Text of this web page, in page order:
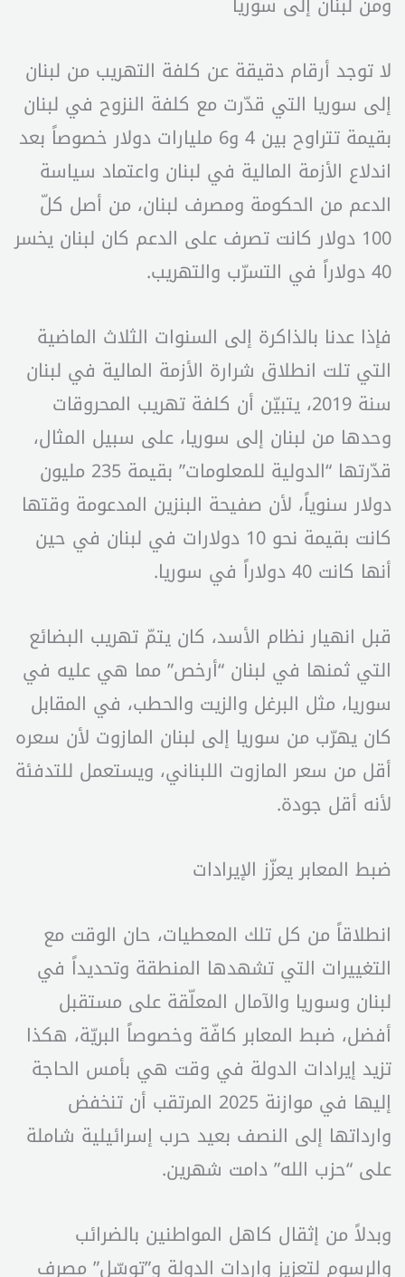
لا توجد أرقام دقيقة عن كلفة التهريب من لبنان
إلى سوريا التي قدّرت مع كلفة النزوح في لبنان
بقيمة تتراوح بين 4 و6 مليارات دولار خصوصاً بعد
اندلاع الأزمة المالية في لبنان واعتماد سياسة
الدعم من الحكومة ومصرف لبنان، من أصل كلّ
100 دولار كانت تصرف على الدعم كان لبنان يخسر
40 دولاراً في التسرّب والتهريب.
فإذا عدنا بالذاكرة إلى السنوات الثلاث الماضية
التي تلت انطلاق شرارة الأزمة المالية في لبنان
سنة 2019، يتبيّن أن كلفة تهريب المحروقات
وحدها من لبنان إلى سوريا، على سبيل المثال،
قدّرتها “الدولية للمعلومات” بقيمة 235 مليون
دولار سنوياً، لأن صفيحة البنزين المدعومة وقتها
كانت بقيمة نحو 10 دولارات في لبنان في حين
أنها كانت 40 دولاراً في سوريا.
قبل انهيار نظام الأسد، كان يتمّ تهريب البضائع
التي ثمنها في لبنان “أرخص” مما هي عليه في
سوريا، مثل البرغل والزيت والحطب، في المقابل
كان يهرّب من سوريا إلى لبنان المازوت لأن سعره
أقل من سعر المازوت اللبناني، ويستعمل للتدفئة
لأنه أقل جودة.
ضبط المعابر يعزّز الإيرادات
انطلاقاً من كل تلك المعطيات، حان الوقت مع
التغييرات التي تشهدها المنطقة وتحديداً في
لبنان وسوريا والآمال المعلّقة على مستقبل
أفضل، ضبط المعابر كافّة وخصوصاً البريّة، هكذا
تزيد إيرادات الدولة في وقت هي بأمس الحاجة
إليها في موازنة 2025 المرتقب أن تنخفض
وارداتها إلى النصف بعيد حرب إسرائيلية شاملة
على “حزب الله” دامت شهرين.
وبدلاً من إثقال كاهل المواطنين بالضرائب
والرسوم لتعزيز واردات الدولة و”توسّل” مصرف